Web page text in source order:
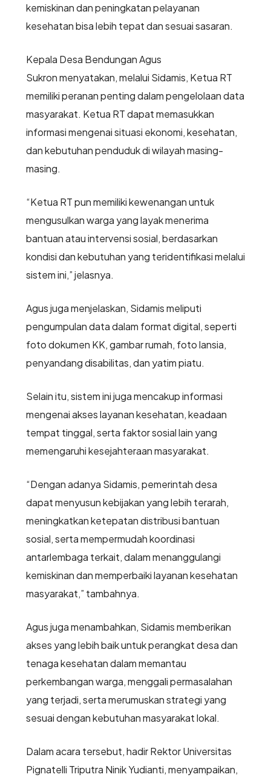
kemiskinan dan peningkatan pelayanan
kesehatan bisa lebih tepat dan sesuai sasaran.
Kepala Desa Bendungan Agus
Sukron menyatakan, melalui Sidamis, Ketua RT
memiliki peranan penting dalam pengelolaan data
masyarakat. Ketua RT dapat memasukkan
informasi mengenai situasi ekonomi, kesehatan,
dan kebutuhan penduduk di wilayah masing-
masing.
“Ketua RT pun memiliki kewenangan untuk
mengusulkan warga yang layak menerima
bantuan atau intervensi sosial, berdasarkan
kondisi dan kebutuhan yang teridentifikasi melalui
sistem ini,” jelasnya.
Agus juga menjelaskan, Sidamis meliputi
pengumpulan data dalam format digital, seperti
foto dokumen KK, gambar rumah, foto lansia,
penyandang disabilitas, dan yatim piatu.
Selain itu, sistem ini juga mencakup informasi
mengenai akses layanan kesehatan, keadaan
tempat tinggal, serta faktor sosial lain yang
memengaruhi kesejahteraan masyarakat.
“Dengan adanya Sidamis, pemerintah desa
dapat menyusun kebijakan yang lebih terarah,
meningkatkan ketepatan distribusi bantuan
sosial, serta mempermudah koordinasi
antarlembaga terkait, dalam menanggulangi
kemiskinan dan memperbaiki layanan kesehatan
masyarakat,” tambahnya.
Agus juga menambahkan, Sidamis memberikan
akses yang lebih baik untuk perangkat desa dan
tenaga kesehatan dalam memantau
perkembangan warga, menggali permasalahan
yang terjadi, serta merumuskan strategi yang
sesuai dengan kebutuhan masyarakat lokal.
Dalam acara tersebut, hadir Rektor Universitas
Pignatelli Triputra Ninik Yudianti, menyampaikan,